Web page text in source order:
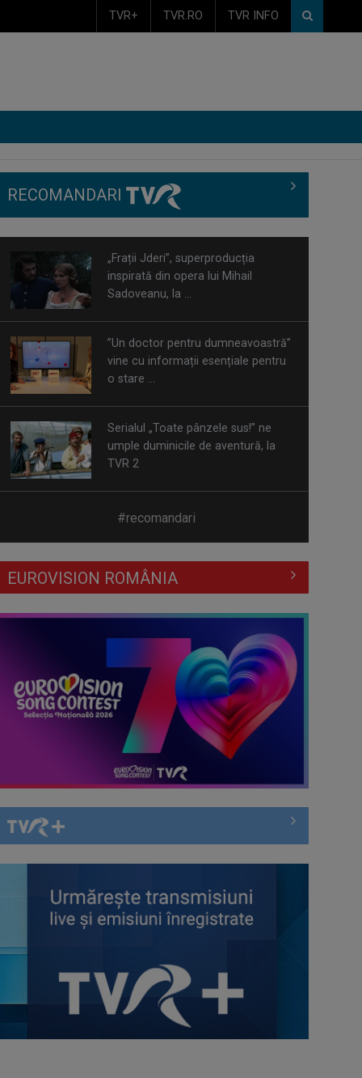
TVR+ TVR.RO TVR INFO
RECOMANDARI
„Frații Jderi”, superproducția
inspirată din opera lui Mihail
Sadoveanu, la ...
”Un doctor pentru dumneavoastră”
vine cu informații esențiale pentru
o stare ...
Serialul „Toate pânzele sus!” ne
umple duminicile de aventură, la
TVR 2
Piesa „Un actor grăbit” a Laurei
Stoica – prima în topul
preferinţelor ...
Cate Blanchett este „Blue Jasmine”
Spectacol total la TVR: David
Popovici și tricolorii luptă pentru
Prima câştigătoare a trofeului
„Vedeta populară” şi-a aniversat la
TVR ...
Întâlnire cu jazz-ul autohton, la
TVR Cultural: „Contemporan în
concursul ...
Piesa Angelei Similea „După
noapte vine zi” – pe podium şi
#recomandari
EUROVISION ROMÂNIA